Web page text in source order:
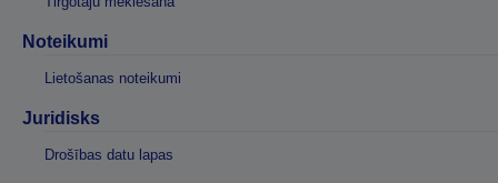
Noteikumi
Lietošanas noteikumi
Juridisks
Drošības datu lapas